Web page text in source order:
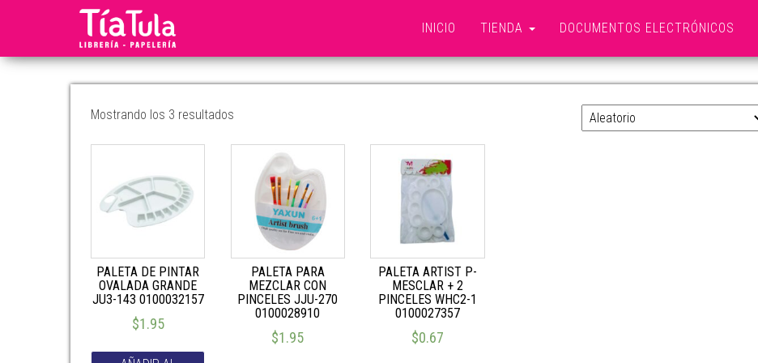
INICIO TIENDA DOCUMENTOS ELECTRÓNICOS
PALETA MEZCLAR
Mostrando los 3 resultados
PALETA DE PINTAR
OVALADA GRANDE
JU3-143 0100032157
$1.95
PALETA PARA
MEZCLAR CON
PINCELES JJU-270
0100028910
$1.95
PALETA ARTIST P-
MESCLAR + 2
PINCELES WHC2-1
0100027357
$0.67